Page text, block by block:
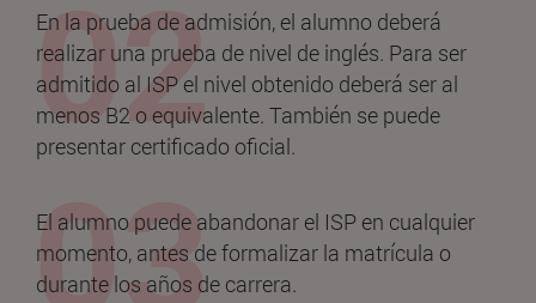
En la prueba de admisión, el alumno deberá
realizar una prueba de nivel de inglés. Para ser
admitido al ISP el nivel obtenido deberá ser al
menos B2 o equivalente. También se puede
presentar certificado oficial.
El alumno puede abandonar el ISP en cualquier
momento, antes de formalizar la matrícula o
durante los años de carrera.